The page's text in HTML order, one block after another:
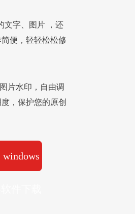
文字、图片 ，还
便，轻轻松松修
片水印，自由调
，保护您的原创
windows